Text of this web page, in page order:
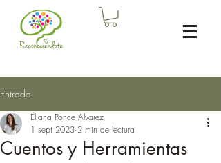
Entrada
Cuentos y Herramientas
Eliana Ponce Alvarez
1 sept 2023 2 min de lectura